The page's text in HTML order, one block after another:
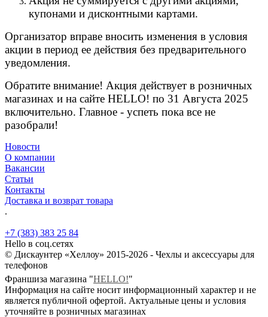
купонами и дисконтными картами.
Организатор вправе вносить изменения в условия
акции в период ее действия без предварительного
уведомления.
Обратите внимание! Акция действует в розничных
магазинах и на сайте HELLO! по 31 Августа 2025
включительно. Главное - успеть пока все не
разобрали!
Новости
О компании
Вакансии
Статьи
Контакты
Доставка и возврат товара
.
+7 (383) 383 25 84
Hello в соц.сетях
© Дискаунтер «Хеллоу» 2015-2026 - Чехлы и аксессуары для
телефонов
Франшиза магазина "HELLO!"
Информация на сайте носит информационный характер и не
является публичной офертой. Актуальные цены и условия
уточняйте в розничных магазинах